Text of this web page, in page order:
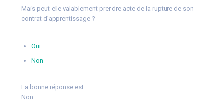
Mais peut-elle valablement prendre acte de la rupture de son
contrat d’apprentissage ?
Oui
Non
La bonne réponse est…
Non